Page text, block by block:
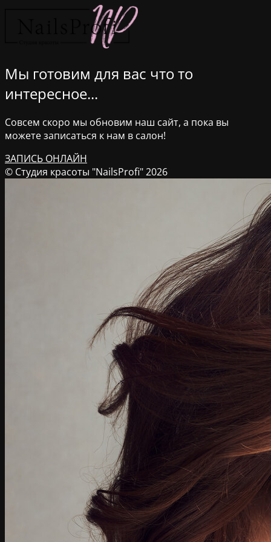
Мы готовим для вас что то
интересное...
Совсем скоро мы обновим наш сайт, а пока вы
можете записаться к нам в салон!
ЗАПИСЬ ОНЛАЙН
© Студия красоты "NailsProfi" 2026